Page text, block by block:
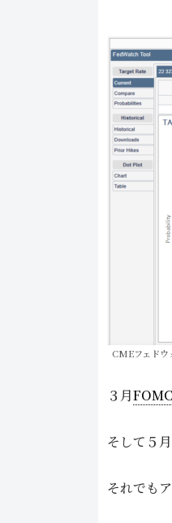
CMEフェドウ
３月FOMC
そして５
それでも